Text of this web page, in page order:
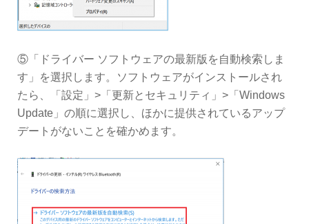
⑤「ドライバー ソフトウェアの最新版を自動検索しま
す」を選択します。ソフトウェアがインストールされ
たら、「設定」>「更新とセキュリティ」>「Windows
Update」の順に選択し、ほかに提供されているアップ
デートがないことを確かめます。